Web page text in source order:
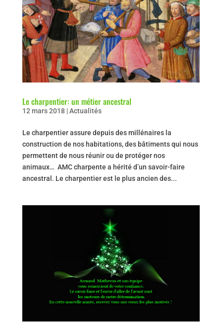
Le charpentier: un métier ancestral
12 mars 2018|Actualités
Le charpentier assure depuis des millénaires la
construction de nos habitations, des bâtiments qui nous
permettent de nous réunir ou de protéger nos
animaux… AMC charpente a hérité d’un savoir-faire
ancestral. Le charpentier est le plus ancien des...